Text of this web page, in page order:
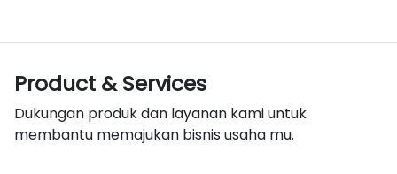
Product & Services
Dukungan produk dan layanan kami untuk
membantu memajukan bisnis usaha mu.